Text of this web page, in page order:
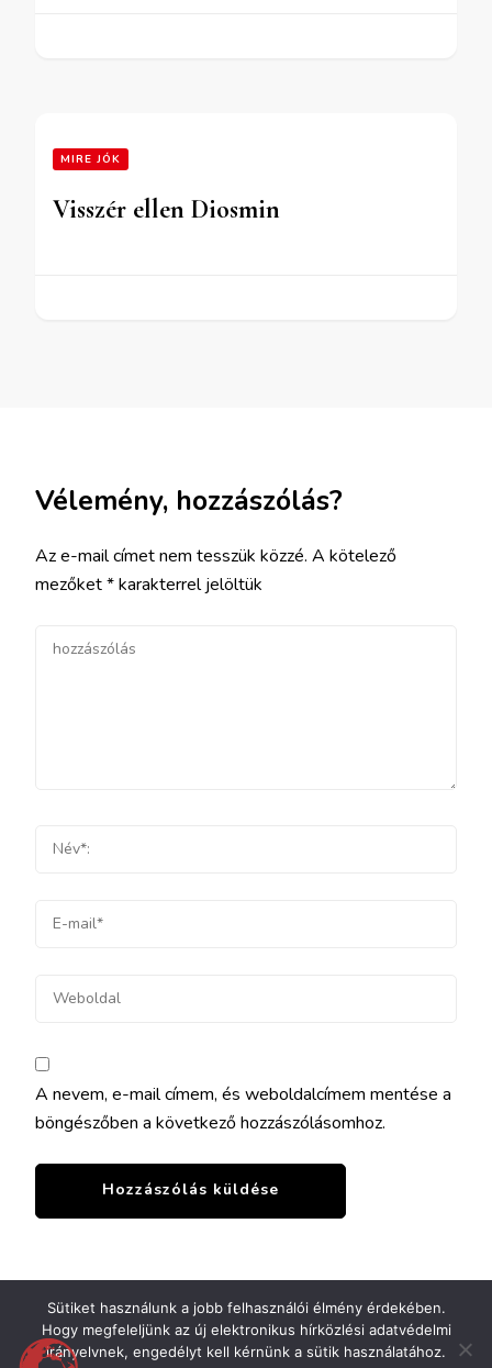
MIRE JÓK
Visszér ellen Diosmin
Vélemény, hozzászólás?
Az e-mail címet nem tesszük közzé. A kötelező
mezőket*karakterrel jelöltük
A nevem, e-mail címem, és weboldalcímem mentése a
böngészőben a következő hozzászólásomhoz.
Sütiket használunk a jobb felhasználói élmény érdekében.
Hogy megfeleljünk az új elektronikus hírközlési adatvédelmi
irányelvnek, engedélyt kell kérnünk a sütik használatához.